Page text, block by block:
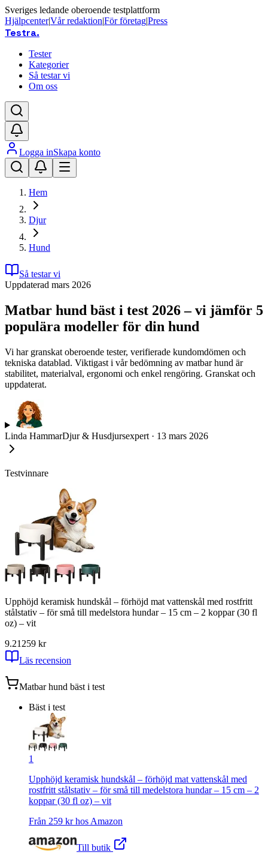
Sveriges ledande oberoende testplattform
Hjälpcenter|Vår redaktion|För företag|Press
Testra.
Tester
Kategorier
Så testar vi
Om oss
Logga inSkapa konto
Hem
Djur
Hund
Så testar vi
Uppdaterad mars 2026
Matbar hund bäst i test 2026 – vi jämför 5
populära modeller för din hund
Vi har granskat oberoende tester, verifierade kundomdömen och
tekniska datablad. Viktigast i vår bedömning av matbar hund är
stabilitet, materialval, ergonomi och enkel rengöring. Granskat och
uppdaterat.
Linda HammarDjur & Husdjursexpert · 13 mars 2026
Testvinnare
Upphöjd keramisk hundskål – förhöjd mat vattenskål med rostfritt
stålstativ – för små till medelstora hundar – 15 cm – 2 koppar (30 fl
oz) – vit
9.21 259 kr
Läs recension
Matbar hund bäst i test
Bäst i test
1
Upphöjd keramisk hundskål – förhöjd mat vattenskål med
rostfritt stålstativ – för små till medelstora hundar – 15 cm – 2
koppar (30 fl oz) – vit
Från 259 kr hos Amazon
Till butik